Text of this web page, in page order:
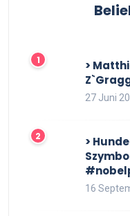
>
27 Juni
>
16